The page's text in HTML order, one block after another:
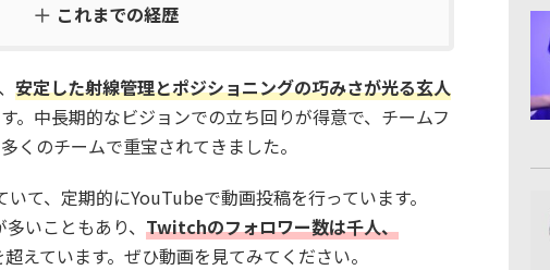
これまでの経歴
安定した射線管理とポジショニングの巧みさが光る玄人
。中長期的なビジョンでの立ち回りが得意で、チームフ
くのチームで重宝されてきました。
いて、定期的にYouTubeで動画投稿を行っています。
いこともあり、 Twitchのフォロワー数は千人、
超えています。ぜひ動画を見てみてください。